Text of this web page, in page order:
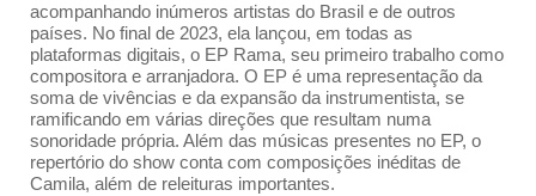
acompanhando inúmeros artistas do Brasil e de outros
países. No final de 2023, ela lançou, em todas as
plataformas digitais, o EP Rama, seu primeiro trabalho como
compositora e arranjadora. O EP é uma representação da
soma de vivências e da expansão da instrumentista, se
ramificando em várias direções que resultam numa
sonoridade própria. Além das músicas presentes no EP, o
repertório do show conta com composições inéditas de
Camila, além de releituras importantes.